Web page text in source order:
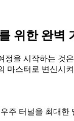
위한 완벽
정을 시작하는 것
마스터로 변신시
주 터널을 최대